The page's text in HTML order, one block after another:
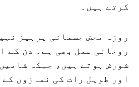
کرتے ہیں۔
روزہ محض جسمانی پرہیز
روحانی عمل بھی ہے۔ دن کے
شورش ہوتے ہیں، جبکہ
اور طویل رات کی نمازوں کے